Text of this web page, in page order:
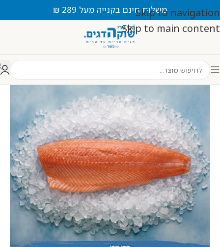
Skip to navigation
Skip to main content
משלוח חינם בקנייה מעל 289 ₪